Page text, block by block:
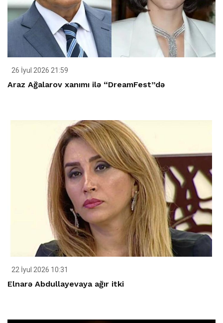
26 İyul 2026 21:59
Araz Ağalarov xanımı ilə “DreamFest”də
22 İyul 2026 10:31
Elnarə Abdullayevaya ağır itki